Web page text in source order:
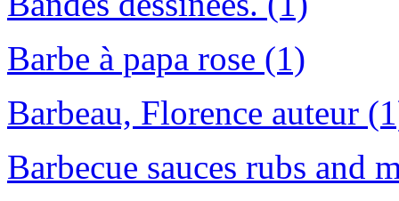
Barbe à papa rose (1)
Barbeau, Florence auteur
Barbecue sauces rubs and